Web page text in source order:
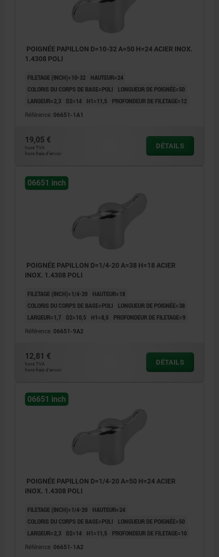
POIGNÉE PAPILLON D=10-32 A=50 H=24 ACIER INOX.
1.4308 POLI
FILETAGE (INCH)=10-32
HAUTEUR=24
COLORIS DU CORPS DE BASE=POLI
LONGUEUR DE POIGNÉE=50
LARGEUR=2,3
D2=14 H1=11,5 PROFONDEUR DE FILETAGE=12
Référence: 06651-1A1
19,05 €
hors TVA
hors frais d’envoi
DÉTAILS
06651 inch
POIGNÉE PAPILLON D=1/4-20 A=38 H=18 ACIER
INOX. 1.4308 POLI
FILETAGE (INCH)=1/4-20
HAUTEUR=18
COLORIS DU CORPS DE BASE=POLI
LONGUEUR DE POIGNÉE=38
LARGEUR=1,7
D2=10,5 H1=8,5 PROFONDEUR DE FILETAGE=9
Référence: 06651-9A2
12,81 €
hors TVA
hors frais d’envoi
DÉTAILS
06651 inch
POIGNÉE PAPILLON D=1/4-20 A=50 H=24 ACIER
INOX. 1.4308 POLI
FILETAGE (INCH)=1/4-20
HAUTEUR=24
COLORIS DU CORPS DE BASE=POLI
LONGUEUR DE POIGNÉE=50
LARGEUR=2,3
D2=14 H1=11,5 PROFONDEUR DE FILETAGE=10
Référence: 06651-1A2